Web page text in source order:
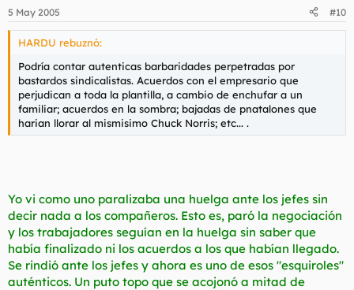
5 May 2005 #10
HARDU rebuznó:
Podría contar autenticas barbaridades perpetradas por
bastardos sindicalistas. Acuerdos con el empresario que
perjudican a toda la plantilla, a cambio de enchufar a un
familiar; acuerdos en la sombra; bajadas de pnatalones que
harian llorar al mismisimo Chuck Norris; etc... .
Yo vi como uno paralizaba una huelga ante los jefes sin
decir nada a los compañeros. Esto es, paró la negociación
y los trabajadores seguían en la huelga sin saber que
había finalizado ni los acuerdos a los que habían llegado.
Se rindió ante los jefes y ahora es uno de esos "esquiroles"
auténticos. Un puto topo que se acojonó a mitad de